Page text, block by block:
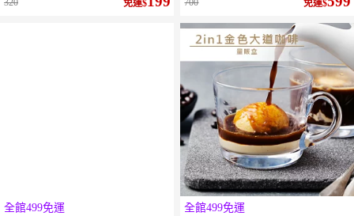
320
免運
700
免運
全館499免運 全館499免運